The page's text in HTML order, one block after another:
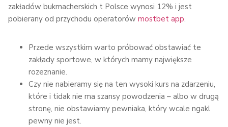
zakładów bukmacherskich t Polsce wynosi 12% i jest
pobierany od przychodu operatorów mostbet app.
Przede wszystkim warto próbować obstawiać te
zakłady sportowe, w których mamy największe
rozeznanie.
Czy nie nabieramy się na ten wysoki kurs na zdarzeniu,
które i tidak nie ma szansy powodzenia – albo w drugą
stronę, nie obstawiamy pewniaka, który wcale ngakl
pewny nie jest.